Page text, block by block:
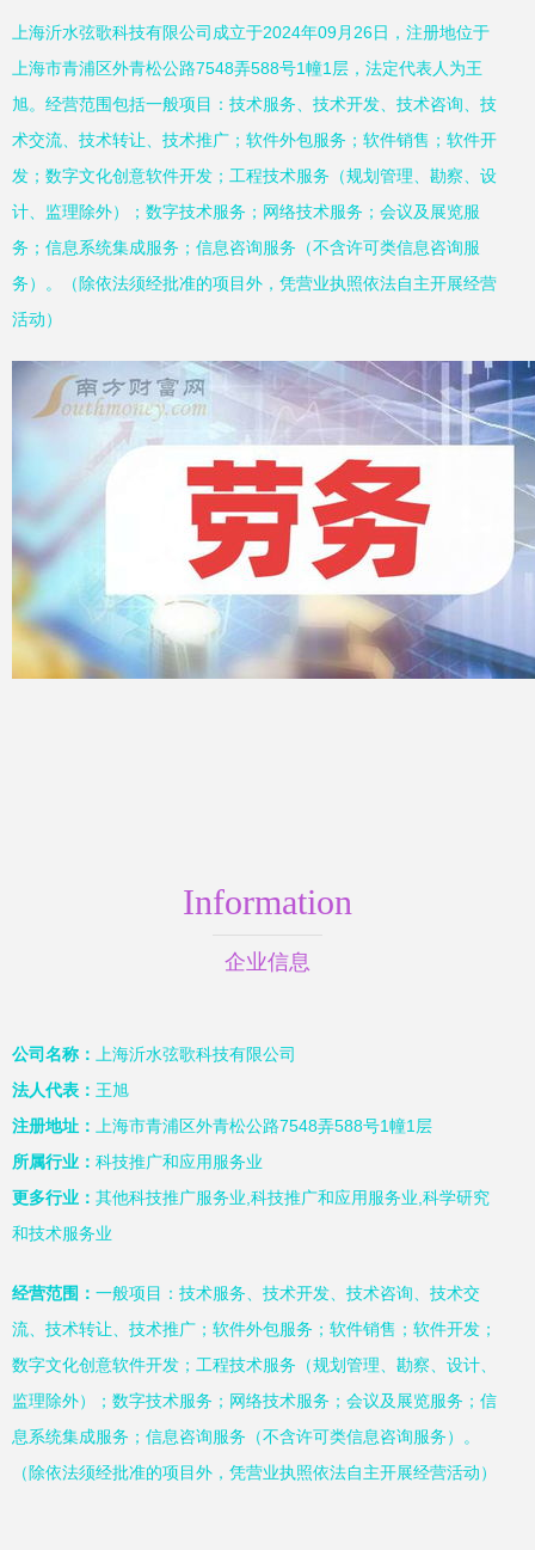
上海沂水弦歌科技有限公司成立于2024年09月26日，注册地位于
上海市青浦区外青松公路7548弄588号1幢1层，法定代表人为王
旭。经营范围包括一般项目：技术服务、技术开发、技术咨询、技
术交流、技术转让、技术推广；软件外包服务；软件销售；软件开
发；数字文化创意软件开发；工程技术服务（规划管理、勘察、设
计、监理除外）；数字技术服务；网络技术服务；会议及展览服
务；信息系统集成服务；信息咨询服务（不含许可类信息咨询服
务）。（除依法须经批准的项目外，凭营业执照依法自主开展经营
活动）
Information
企业信息
公司名称：
上海沂水弦歌科技有限公司
法人代表： 王旭
注册地址：
上海市青浦区外青松公路7548弄588号1幢1层
所属行业： 科技推广和应用服务业
更多行业： 其他科技推广服务业,科技推广和应用服务业,科学研究
和技术服务业
经营范围： 一般项目：技术服务、技术开发、技术咨询、技术交
流、技术转让、技术推广；软件外包服务；软件销售；软件开发；
数字文化创意软件开发；工程技术服务（规划管理、勘察、设计、
监理除外）；数字技术服务；网络技术服务；会议及展览服务；信
息系统集成服务；信息咨询服务（不含许可类信息咨询服务）。
（除依法须经批准的项目外，凭营业执照依法自主开展经营活动）